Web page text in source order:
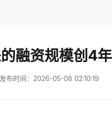
融资规模创4
发布时间：2026-05-08 02:10:19